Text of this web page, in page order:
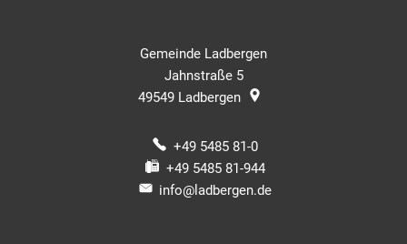
Gemeinde Ladbergen
Jahnstraße 5
49549 Ladbergen
+49 5485 81-0
+49 5485 81-944
info@ladbergen.de